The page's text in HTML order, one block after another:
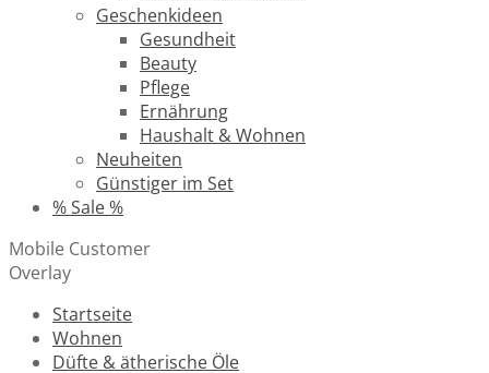
Geschenkideen
Gesundheit
Beauty
Pflege
Ernährung
Haushalt & Wohnen
Neuheiten
Günstiger im Set
% Sale %
Mobile Customer
Overlay
Startseite
Wohnen
Düfte & ätherische Öle